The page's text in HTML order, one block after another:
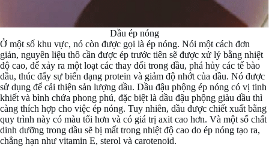
Dầu ép nóng
Ở một số khu vực, nó còn được gọi là ép nóng. Nói một cách đơn
giản, nguyên liệu thô cần được ép trước tiên sẽ được xử lý bằng nhiệt
độ cao, để xảy ra một loạt các thay đổi trong dầu, phá hủy các tế bào
dầu, thúc đẩy sự biến dạng protein và giảm độ nhớt của dầu. Nó được
sử dụng để cải thiện sản lượng dầu. Dầu đậu phộng ép nóng có vị tinh
khiết và bình chứa phong phú, đặc biệt là dầu đậu phộng giàu dầu thì
càng thích hợp cho việc ép nóng. Tuy nhiên, dầu được chiết xuất bằng
quy trình này có màu tối hơn và có giá trị axit cao hơn. Và một số chất
dinh dưỡng trong dầu sẽ bị mất trong nhiệt độ cao do ép nóng tạo ra,
chẳng hạn như vitamin E, sterol và carotenoid.